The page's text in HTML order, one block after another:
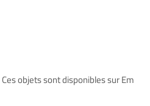
objets sont disponibles sur Em